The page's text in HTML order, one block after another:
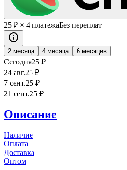
25 ₽ × 4 платежаБез переплат
2 месяца 4 месяца 6 месяцев
Сегодня25 ₽
24 авг.25 ₽
7 сент.25 ₽
21 сент.25 ₽
Описание
Наличие
Оплата
Доставка
Оптом